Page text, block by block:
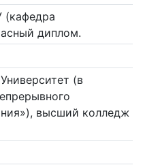
(кафедра
диплом.
(в
высший колледж